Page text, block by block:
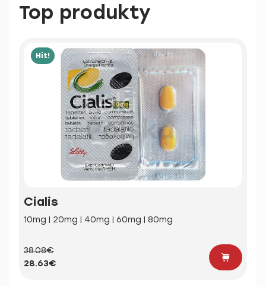
Top produkty
Hit!
Cialis
10mg | 20mg | 40mg | 60mg | 80mg
38.08€
28.63€